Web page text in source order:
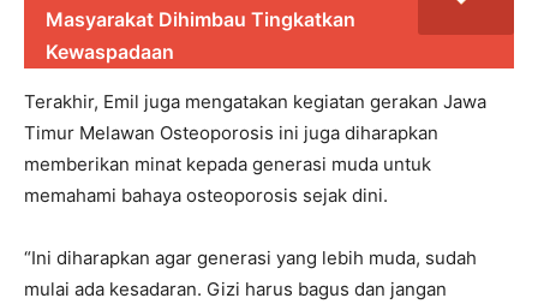
Masyarakat Dihimbau Tingkatkan
Kewaspadaan
Terakhir, Emil juga mengatakan kegiatan gerakan Jawa
Timur Melawan Osteoporosis ini juga diharapkan
memberikan minat kepada generasi muda untuk
memahami bahaya osteoporosis sejak dini.
“Ini diharapkan agar generasi yang lebih muda, sudah
mulai ada kesadaran. Gizi harus bagus dan jangan